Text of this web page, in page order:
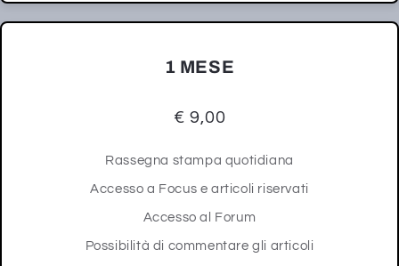
1 MESE
€ 9,00
Rassegna stampa quotidiana
Accesso a Focus e articoli riservati
Accesso al Forum
Possibilità di commentare gli articoli